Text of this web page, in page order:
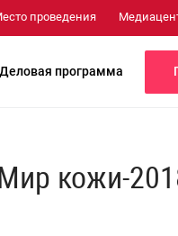
проведения
Деловая программа
кожи-